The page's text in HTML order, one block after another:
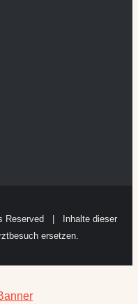
Reserved | Inhalte dieser
ersetzen.